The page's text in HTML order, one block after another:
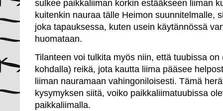
sulkee paikkaliiman korkin estääkseen liiman
kuitenkin nauraa tälle Heimon suunnitelmalle,
joka tapauksessa, kuten usein käytännössä
huomataan.
Tilanteen voi tulkita myös niin, että tuubissa
kohdalla) reikä, jota kautta liima pääsee
liiman nauramaan vahingoniloisesti. Tämä
kysymyksen siitä, voiko paikkaliimatuubissa
paikkaliimalla.